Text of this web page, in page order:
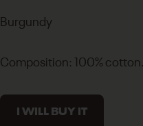
Burgundy
Composition: 100%
I WILL BUY IT